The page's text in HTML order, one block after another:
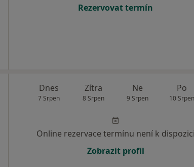
Rezervovat termín
Dnes
7 Srpen
Zítra
8 Srpen
Ne
9 Srpen
Po
10 Srpen
Online rezervace termínu není k dispozici
Zobrazit profil